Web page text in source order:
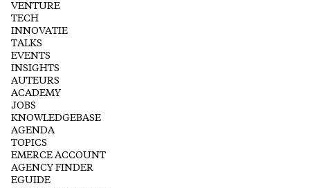
VENTURE
TECH
INNOVATIE
TALKS
EVENTS
INSIGHTS
AUTEURS
ACADEMY
JOBS
KNOWLEDGEBASE
AGENDA
TOPICS
EMERCE ACCOUNT
AGENCY FINDER
EGUIDE